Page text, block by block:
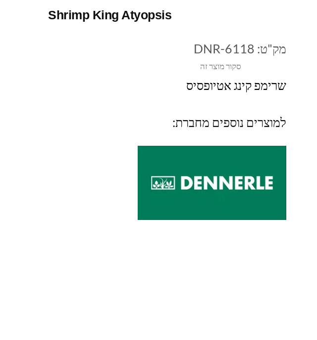
Shrimp King Atyopsis
סקור מוצר זה
מק"ט: DNR-6118
שרימפ קינג אטיופסיס
למוצרים נוספים מחברת: